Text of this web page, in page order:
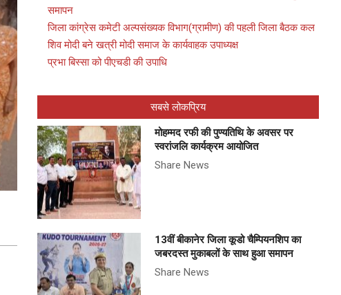
समापन
जिला कांग्रेस कमेटी अल्पसंख्यक विभाग(ग्रामीण) की पहली जिला बैठक कल
शिव मोदी बने खत्री मोदी समाज के कार्यवाहक उपाध्यक्ष
प्रभा बिस्सा को पीएचडी की उपाधि
सबसे लोकप्रिय
मोहम्मद रफी की पुण्यतिथि के अवसर पर
स्वरांजलि कार्यक्रम आयोजित
Share News
13वीं बीकानेर जिला कूडो चैम्पियनशिप का
जबरदस्त मुकाबलों के साथ हुआ समापन
Share News